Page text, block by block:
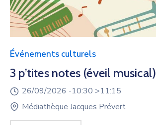
Événements culturels
3 p’tites notes (éveil musical)
26/09/2026 -10:30 >11:15
Médiathèque Jacques Prévert